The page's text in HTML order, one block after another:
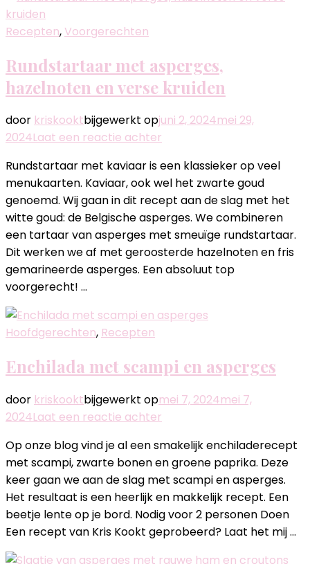
Recepten,Voorgerechten
Rundstartaar met asperges,
hazelnoten en verse kruiden
door kriskooktbijgewerkt opjuni 2, 2024mei 29,
2024Laat een reactie achter
met
asperges,
hazelnoten
en
verse
kruiden
Rundstartaar met kaviaar is een klassieker op veel
menukaarten. Kaviaar, ook wel het zwarte goud
genoemd. Wij gaan in dit recept aan de slag met het
witte goud: de Belgische asperges. We combineren
een tartaar van asperges met smeuïge rundstartaar.
Dit werken we af met geroosterde hazelnoten en fris
gemarineerde asperges. Een absoluut top
voorgerecht! …
Hoofdgerechten, Recepten
Enchilada met scampi en asperges
door kriskooktbijgewerkt opmei 7, 2024mei 7,
2024Laat een reactie achter
met
scampi
en
asperges
Op onze blog vind je al een smakelijk enchiladerecept
met scampi, zwarte bonen en groene paprika. Deze
keer gaan we aan de slag met scampi en asperges.
Het resultaat is een heerlijk en makkelijk recept. Een
beetje lente op je bord. Nodig voor 2 personen Doen
Een recept van Kris Kookt geprobeerd? Laat het mij …